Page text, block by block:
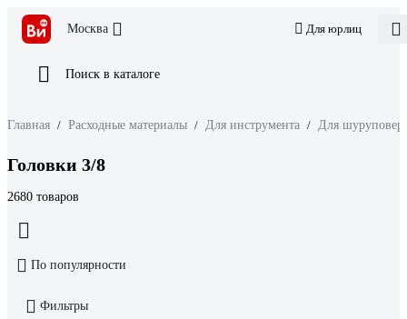
Москва Для юрлиц
Поиск в каталоге
Главная / Расходные материалы / Для инструмента / Для
Головки 3/8
2680 товаров
По популярности
Фильтры